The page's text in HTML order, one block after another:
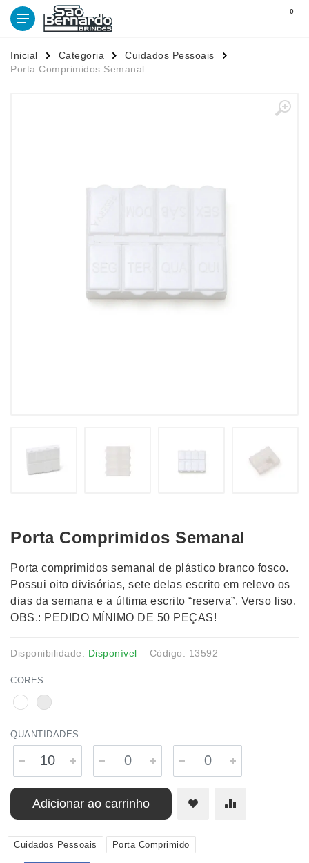
0
Inicial Categoria
Cuidados Pessoais
Porta Comprimidos Semanal
Porta Comprimidos Semanal
Porta comprimidos semanal de plástico branco fosco.
Possui oito divisórias, sete delas escrito em relevo os
dias da semana e a última escrito “reserva”. Verso liso.
OBS.: PEDIDO MÍNIMO DE 50 PEÇAS!
Disponibilidade: Disponível Código: 13592
CORES
QUANTIDADES
Adicionar ao carrinho
Cuidados Pessoais Porta Comprimido